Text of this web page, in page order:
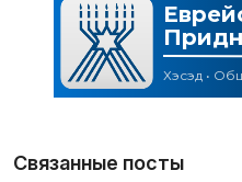
Связанные посты